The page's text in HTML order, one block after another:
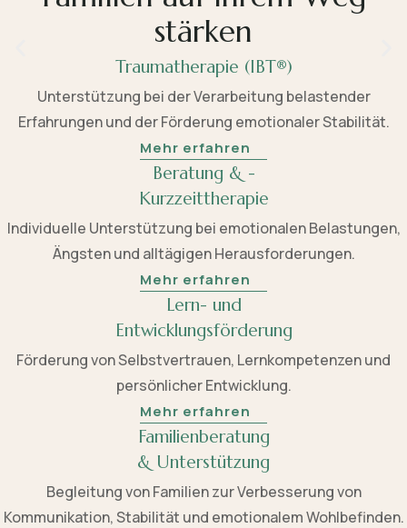
stärken
Traumatherapie (IBT®)
Unterstützung bei der Verarbeitung belastender
Erfahrungen und der Förderung emotionaler Stabilität.
Mehr erfahren
Beratung & -
Kurzzeittherapie
Individuelle Unterstützung bei emotionalen Belastungen,
Ängsten und alltägigen Herausforderungen.
Mehr erfahren
Lern- und
Entwicklungsförderung
Förderung von Selbstvertrauen, Lernkompetenzen und
persönlicher Entwicklung.
Mehr erfahren
Familienberatung
& Unterstützung
Begleitung von Familien zur Verbesserung von
Kommunikation, Stabilität und emotionalem Wohlbefinden.